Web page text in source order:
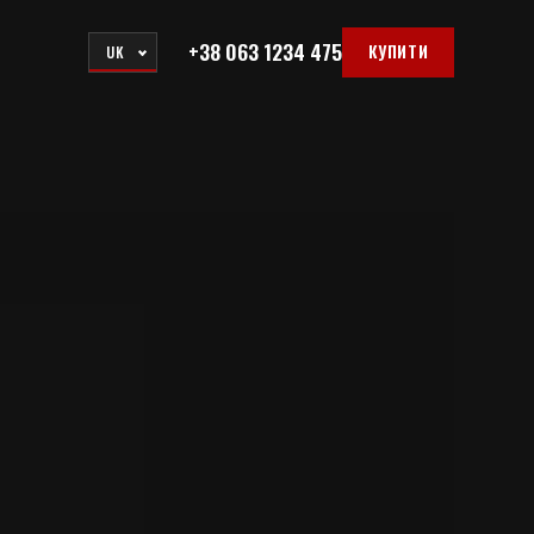
UK +38 063 1234 475 КУПИТИ